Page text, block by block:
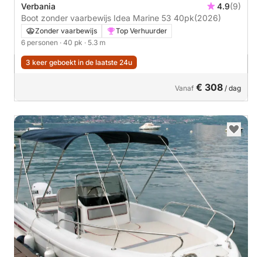
Verbania 4.9(9)
Boot zonder vaarbewijs Idea Marine 53 40pk(2026)
Zonder vaarbewijs
Top Verhuurder
6 personen · 40 pk · 5.3 m
3 keer geboekt in de laatste 24u
Vanaf € 308 / dag